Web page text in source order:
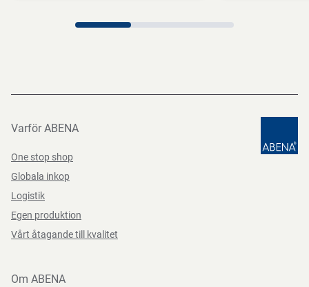
(EG) nr 10/2011, (EG) nr 1935/2004, (EG) Nr. 2023/2006,
25/05/2020
Varför ABENA
One stop shop
Globala inkop
Logistik
Egen produktion
Vårt åtagande till kvalitet
Om ABENA